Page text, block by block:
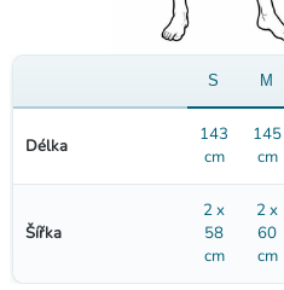
S M
Délka
143
cm
145
cm
Šířka
2 x
58
cm
2 x
60
cm